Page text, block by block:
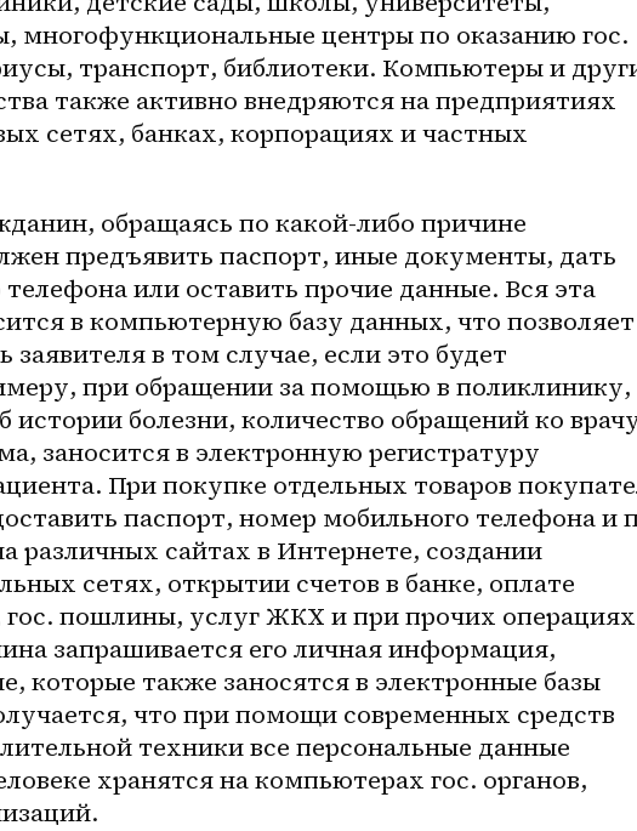
многофункциональные центры по оказанию гос.
транспорт, библиотеки. Компьютеры и
также активно внедряются на предприятиях
сетях, банках, корпорациях и частных
обращаясь по какой-либо причине
предъявить паспорт, иные документы, дать
или оставить прочие данные. Вся эта
в компьютерную базу данных, что позволяет
в том случае, если это будет
при обращении за помощью в поликлинику,
истории болезни, количество обращений ко
заносится в электронную регистратуру
При покупке отдельных товаров
паспорт, номер мобильного телефона и
различных сайтах в Интернете, создании
сетях, открытии счетов в банке, оплате
пошлины, услуг ЖКХ и при прочих
запрашивается его личная информация,
которые также заносятся в электронные базы
что при помощи современных средств
техники все персональные данные
хранятся на компьютерах гос. органов,